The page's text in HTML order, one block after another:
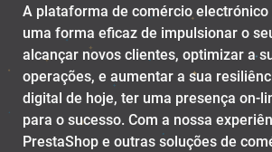
A plataforma de comércio electrónico
uma forma eficaz de impulsionar o
alcançar novos clientes, optimizar a
operações, e aumentar a sua
digital de hoje, ter uma presença on-
para o sucesso. Com a nossa
PrestaShop e outras soluções de